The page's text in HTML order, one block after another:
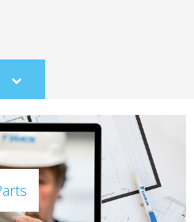
Scroll
to
content